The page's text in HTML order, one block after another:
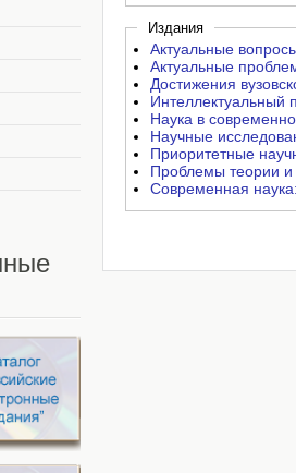
Издания
Актуальные
Актуальные
Достижения
Интеллектуальный
Наука в
Научные
Приоритетные
Проблемы теории и
Современная